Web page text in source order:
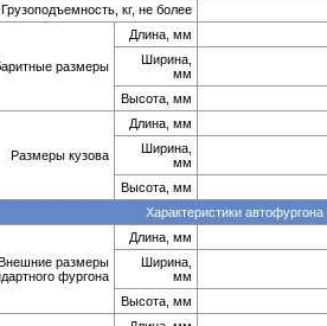
Грузоподъемность, кг, не более
размеры
Длина, мм
Ширина,
мм
Высота, мм
Размеры кузова
Длина, мм
Ширина,
мм
Высота, мм
Характеристики автофургона
размеры
фургона
Длина, мм
Ширина,
мм
Высота, мм